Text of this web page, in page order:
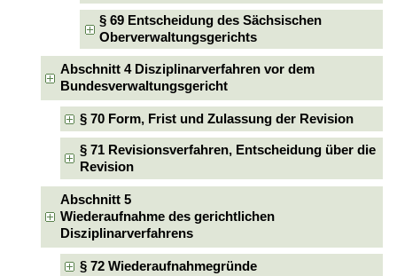
§ 69 Entscheidung des Sächsischen
Oberverwaltungsgerichts
Abschnitt 4 Disziplinarverfahren vor dem
Bundesverwaltungsgericht
§ 70 Form, Frist und Zulassung der Revision
§ 71 Revisionsverfahren, Entscheidung über die
Revision
Abschnitt 5
Wiederaufnahme des gerichtlichen
Disziplinarverfahrens
§ 72 Wiederaufnahmegründe